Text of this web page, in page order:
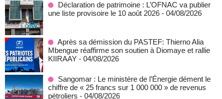
Déclaration de patrimoine : L’OFNAC va publier
une liste provisoire le 10 août 2026 - 04/08/2026
Après sa démission du PASTEF: Thierno Alia
Mbengue réaffirme son soutien à Diomaye et rallie
KIIRAAY - 04/08/2026
Sangomar : Le ministère de l’Énergie dément le
chiffre de « 25 francs sur 1 000 000 » de revenus
pétroliers - 04/08/2026